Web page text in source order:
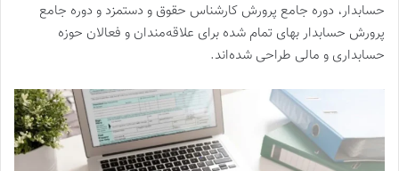
حسابدار، دوره جامع پرورش کارشناس حقوق و دستمزد و دوره جامع
پرورش حسابدار بهای تمام شده برای علاقه‌مندان و فعالان حوزه
حسابداری و مالی طراحی شده‌اند.